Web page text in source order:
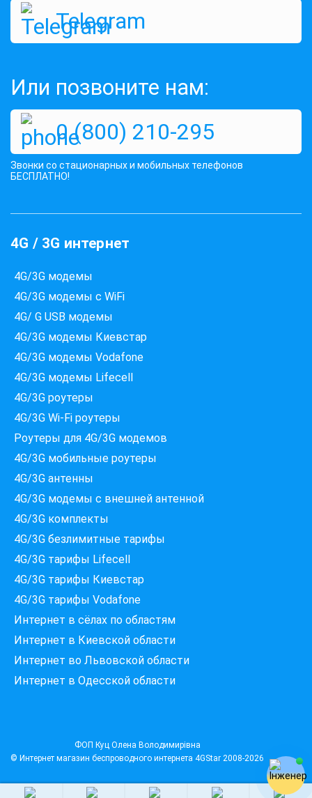
Telegram
Или позвоните нам:
0 (800) 210-295
Звонки со стационарных и мобильных телефонов
БЕСПЛАТНО!
4G / 3G интернет
4G/3G модемы
4G/3G модемы с WiFi
4G/ G USB модемы
4G/3G модемы Киевстар
4G/3G модемы Vodafone
4G/3G модемы Lifecell
4G/3G роутеры
4G/3G Wi-Fi роутеры
Роутеры для 4G/3G модемов
4G/3G мобильные роутеры
4G/3G антенны
4G/3G модемы c внешней антенной
4G/3G комплекты
4G/3G безлимитные тарифы
4G/3G тарифы Lifecell
4G/3G тарифы Киевстар
4G/3G тарифы Vodafone
Интернет в сёлах по областям
Интернет в Киевской области
Интернет во Львовской области
Интернет в Одесской области
ФОП Куц Олена Володимирівна
© Интернет магазин беспроводного интернета 4GStar 2008-2026
Які провайдери працюють
за вашою адресою?
Перевірте доступність інтернету за 30 секунд
375+ провайдерів в базі
Введіть вашу адресу
Місто, вулиця та номер будинку